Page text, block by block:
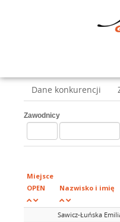
Dane konkurencji
Zawodnicy
Miejsce
OPEN
Nazwisko i imię
Sawicz-Łuńska